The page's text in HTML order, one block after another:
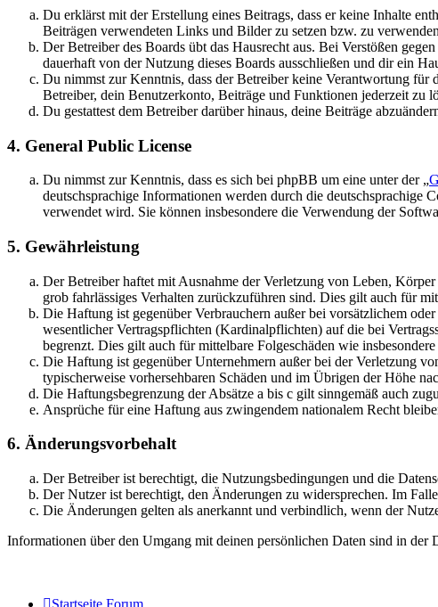
Du erklärst mit der Erstellung eines Beitrags, dass er keine Inhalte
Beiträgen verwendeten Links und Bilder zu setzen bzw. zu
Der Betreiber des Boards übt das Hausrecht aus. Bei Verstößen
dauerhaft von der Nutzung dieses Boards ausschließen und dir ein
Du nimmst zur Kenntnis, dass der Betreiber keine Verantwortung für
Betreiber, dein Benutzerkonto, Beiträge und Funktionen jederzeit zu
Du gestattest dem Betreiber darüber hinaus, deine Beiträge
4. General Public License
Du nimmst zur Kenntnis, dass es sich bei phpBB um eine unter der „
deutschsprachige Informationen werden durch die deutschsprachige
verwendet wird. Sie können insbesondere die Verwendung der
5. Gewährleistung
Der Betreiber haftet mit Ausnahme der Verletzung von Leben,
grob fahrlässiges Verhalten zurückzuführen sind. Dies gilt auch für
Die Haftung ist gegenüber Verbrauchern außer bei vorsätzlichem
wesentlicher Vertragspflichten (Kardinalpflichten) auf die bei
begrenzt. Dies gilt auch für mittelbare Folgeschäden wie
Die Haftung ist gegenüber Unternehmern außer bei der Verletzung
typischerweise vorhersehbaren Schäden und im Übrigen der Höhe
Die Haftungsbegrenzung der Absätze a bis c gilt sinngemäß auch
Ansprüche für eine Haftung aus zwingendem nationalem Recht
6. Änderungsvorbehalt
Der Betreiber ist berechtigt, die Nutzungsbedingungen und die
Der Nutzer ist berechtigt, den Änderungen zu widersprechen. Im
Die Änderungen gelten als anerkannt und verbindlich, wenn der
Informationen über den Umgang mit deinen persönlichen Daten sind in der